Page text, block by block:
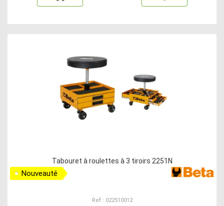
Tabouret à roulettes à 3 tiroirs 2251N
Nouveauté
Ref : 022510012